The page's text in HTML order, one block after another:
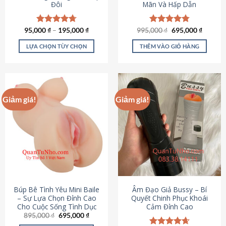
Đôi
Được xếp
hạng4.70
5 sao
95,000₫ – 195,000₫
LỰA CHỌN TÙY CHỌN
này
nhiều
biến
thể.
chọn
thể
chọn
trên
trang
Mãn Và Hấp Dẫn
Được xếp
hạng4.80
5 sao
995,000₫ Giá
là:
995,000 ₫.
695,000₫Giá
tại
THÊM VÀO GIỎ HÀNG
Giảm giá!
Búp Bê Tình Yêu Mini Baile
– Sự Lựa Chọn Đỉnh Cao
Cho Cuộc Sống Tình Dục
895,000₫ Giá
695,000₫Giá
Giảm giá!
Âm Đạo Giả Bussy – Bí
Quyết Chinh Phục Khoái
Cảm Đỉnh Cao